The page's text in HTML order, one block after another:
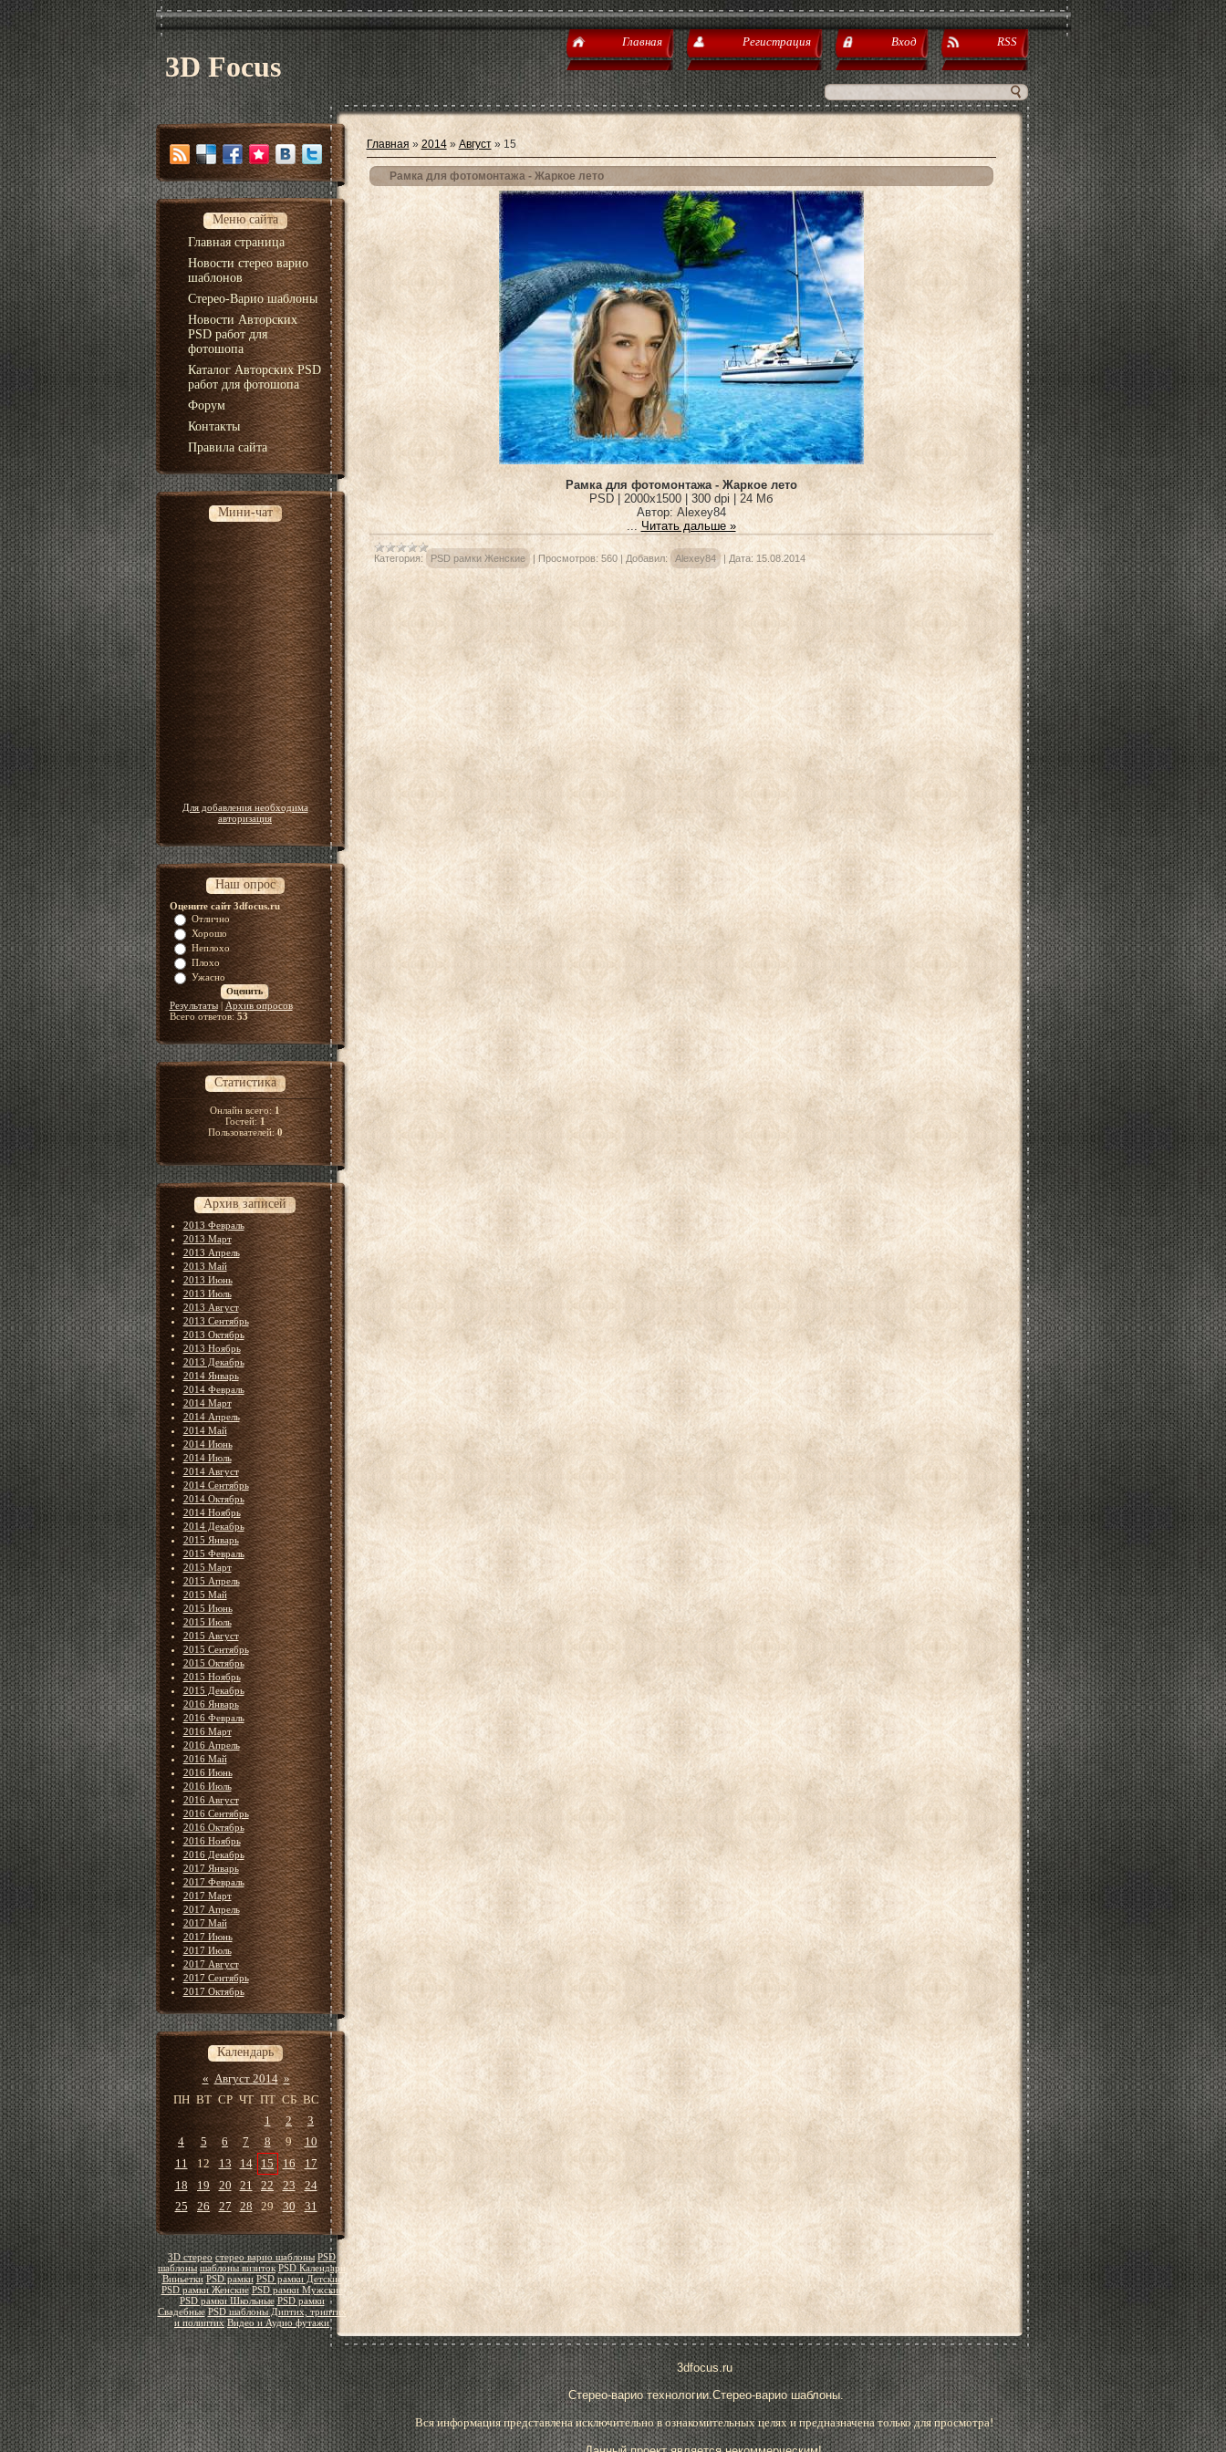
3D Focus
Главная Регистрация Вход RSS
Меню сайта
Главная страница
Новости стерео варио
шаблонов
Стерео-Варио шаблоны
Новости Авторских
PSD работ для
фотошопа
Каталог Авторских PSD
работ для фотошопа
Форум
Контакты
Правила сайта
Мини-чат
Для добавления необходима
авторизация
Наш опрос
Оцените сайт 3dfocus.ru
Отлично
Хорошо
Неплохо
Плохо
Ужасно
Результаты| Архив опросов
Всего ответов:53
Статистика
Онлайн всего:1
Гостей:1
Пользователей:0
Архив записей
2013 Февраль
2013 Март
2013 Апрель
2013 Май
2013 Июнь
2013 Июль
2013 Август
2013 Сентябрь
2013 Октябрь
2013 Ноябрь
2013 Декабрь
2014 Январь
2014 Февраль
2014 Март
2014 Апрель
2014 Май
2014 Июнь
2014 Июль
2014 Август
2014 Сентябрь
2014 Октябрь
2014 Ноябрь
2014 Декабрь
2015 Январь
2015 Февраль
2015 Март
2015 Апрель
2015 Май
2015 Июнь
2015 Июль
2015 Август
2015 Сентябрь
2015 Октябрь
2015 Ноябрь
2015 Декабрь
2016 Январь
2016 Февраль
2016 Март
2016 Апрель
2016 Май
2016 Июнь
2016 Июль
2016 Август
2016 Сентябрь
2016 Октябрь
2016 Ноябрь
2016 Декабрь
2017 Январь
2017 Февраль
2017 Март
2017 Апрель
2017 Май
2017 Июнь
2017 Июль
2017 Август
2017 Сентябрь
2017 Октябрь
Календарь
« Август 2014 »
ПН ВТ СР ЧТ ПТ СБ ВС
1
2
3
4
5 6 7 8 9
10
11
12 13 14 15 16
17
18
19 20 21 22 23
24
25
26 27 28 29 30 31
3D стерео стерео варио шаблоны PSD
шаблоны шаблоны визиток PSD Календари
Виньетки PSD рамки PSD рамки Детские
PSD рамки Женские PSD рамки Мужские
PSD рамки Школьные PSD рамки
Свадебные PSD шаблоны Диптих, триптих
и полиптих Видео и Аудио футажи
Главная » 2014 » Август » 15
Рамка для фотомонтажа - Жаркое лето
Рамка для фотомонтажа - Жаркое лето
PSD | 2000x1500 | 300 dpi | 24 Мб
Автор: Alexey84
... Читать дальше »
Категория: PSD рамки Женские | Просмотров: 560 | Добавил: Alexey84 | Дата: 15.08.2014
3dfocus.ru
Стерео-варио технологии.Стерео-варио шаблоны.
Вся информация представлена исключительно в ознакомительных целях и предназначена только для просмотра!